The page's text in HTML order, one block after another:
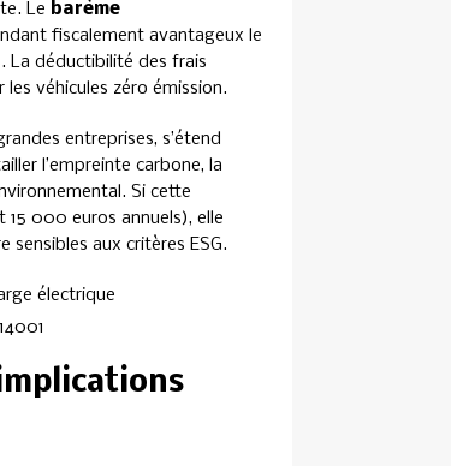
Le barème
fiscalement avantageux le
La déductibilité des frais
véhicules zéro émission.
entreprises, s’étend
l’empreinte carbone, la
Si cette
000 euros annuels), elle
aux critères ESG.
électrique